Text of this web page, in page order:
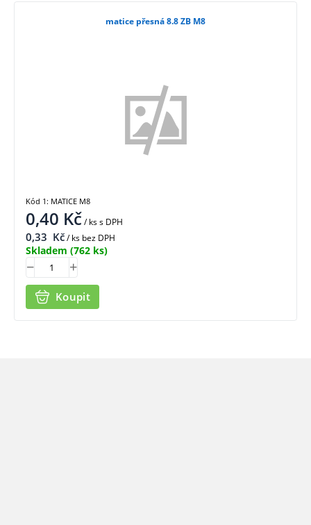
matice přesná 8.8 ZB M8
0,40 Kč/ kss DPH
0,33 Kč/ ks bez DPH
Skladem (762 ks)
Koupit
Kód 1: MATICE M8